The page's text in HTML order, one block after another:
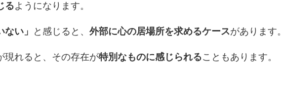
るようになります。
い」 と感じると、 外部に心の居場所を求めるケースがあります。
現れると、その存在が特別なものに感じられることもあります。